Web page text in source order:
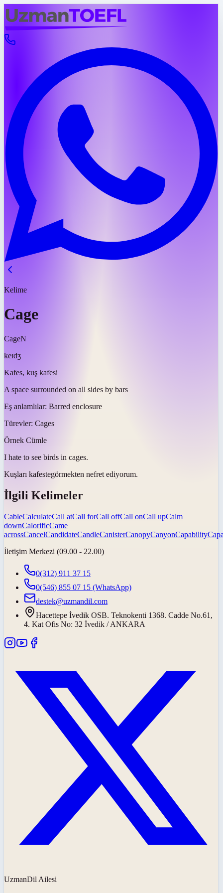
Kelime
Cage
CageN
keɪdʒ
Kafes, kuş kafesi
A space surrounded on all sides by bars
Eş anlamlılar: Barred enclosure
Türevler: Cages
Örnek Cümle
I hate to see birds in cages.
Kuşları kafestegörmekten nefret ediyorum.
İlgili Kelimeler
CableCalculateCall atCall forCall offCall onCall upCalm
downCalorificCame
acrossCancelCandidateCandleCanisterCanopyCanyonCapability
İletişim Merkezi (09.00 - 22.00)
0(312) 911 37 15
0(546) 855 07 15 (WhatsApp)
destek@uzmandil.com
Hacettepe İvedik OSB. Teknokenti 1368. Cadde No.61,
4. Kat Ofis No: 32 İvedik / ANKARA
UzmanDil Ailesi